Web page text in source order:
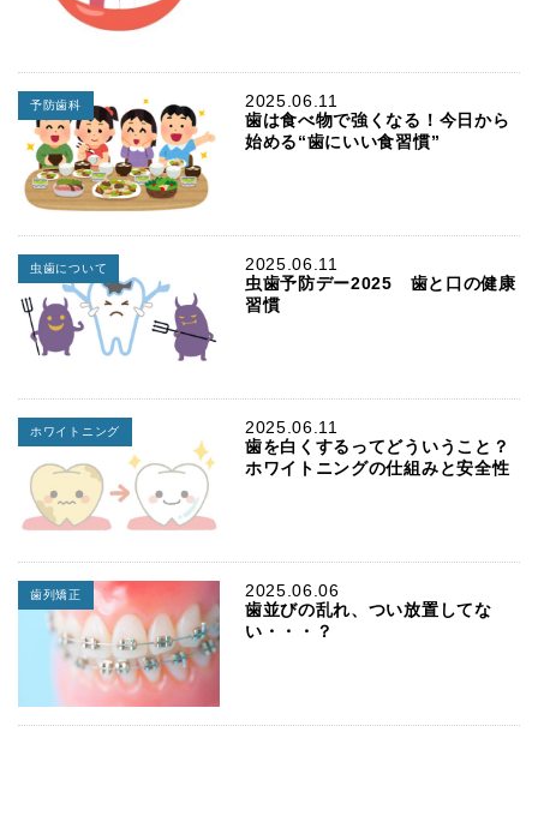
2025.06.11
予防歯科
歯は食べ物で強くなる！今日から
始める“歯にいい食習慣”
2025.06.11
虫歯について
虫歯予防デー2025 歯と口の健康
習慣
2025.06.11
ホワイトニング
歯を白くするってどういうこと？
ホワイトニングの仕組みと安全性
2025.06.06
歯列矯正
歯並びの乱れ、つい放置してな
い・・・？